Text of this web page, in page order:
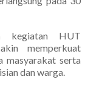
kegiatan HUT
memperkuat
masyarakat serta
dan warga.